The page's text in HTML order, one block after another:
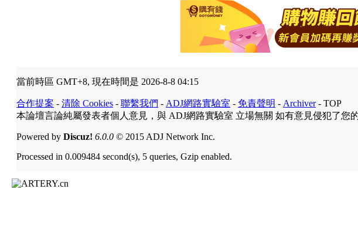
當前時區 GMT+8, 現在時間是 2026-8-8 04:15
合作提案 - 清除 Cookies - 聯繫我們 - ADJ網路實驗室 - 免責聲明 - Archiver- TOP
本論壇言論純屬發表者個人意見，與 ADJ網路實驗室 立場無關 如有意見侵犯了您
Powered by Discuz! 6.0.0 © 2015 ADJ Network Inc.
Processed in 0.009484 second(s), 5 queries, Gzip enabled.